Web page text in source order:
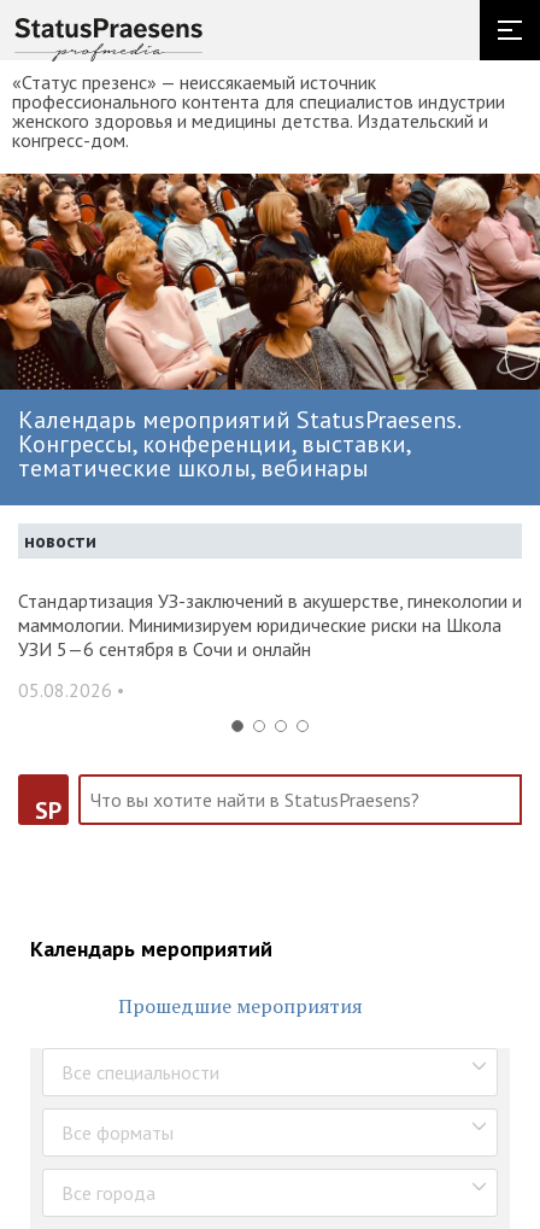
«Статус презенс» — неиссякаемый источник
профессионального контента для специалистов индустрии
женского здоровья и медицины детства. Издательский и
конгресс-дом.
Календарь мероприятий StatusPraesens.
Конгрессы, конференции, выставки,
тематические школы, вебинары
новости
Стандартизация УЗ-заключений в акушерстве, гинекологии и
маммологии. Минимизируем юридические риски на Школа
УЗИ 5—6 сентября в Сочи и онлайн
05.08.2026 •
SP
Календарь мероприятий
Прошедшие мероприятия
Все специальности
Все форматы
Все города